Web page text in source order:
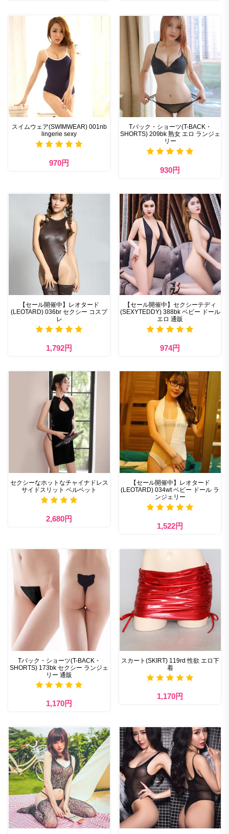
スイムウェア(SWIMWEAR) 001nb
lingerie sexy
970円
Tバック・ショーツ(T-BACK・
SHORTS) 209bk 熟女 エロ ランジェ
リー
930円
【セール開催中】レオタード
(LEOTARD) 036br セクシー コスプ
レ
1,792円
【セール開催中】セクシーテディ
(SEXYTEDDY) 388bk ベビー ドール
エロ 通販
974円
セクシーなホットなチャイナドレス
サイドスリット ベルベット
2,680円
【セール開催中】レオタード
(LEOTARD) 034wt ベビー ドール ラ
ンジェリー
1,522円
Tバック・ショーツ(T-BACK・
SHORTS) 173bk セクシー ランジェ
リー 通販
1,170円
スカート(SKIRT) 119rd 性欲 エロ下
着
1,170円